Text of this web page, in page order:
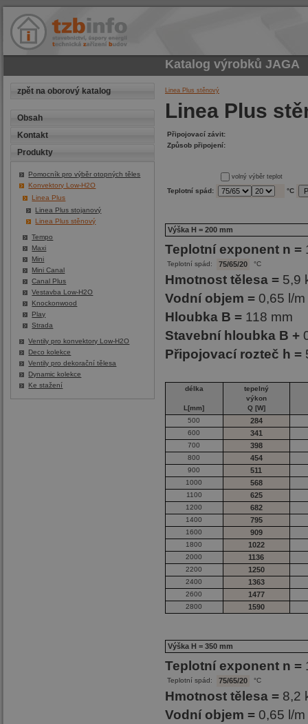
Linea Plus stěnový
Linea Plus
Připojovací závit:
Způsob připojení:
volný výběr teplot
Teplotní spád: °C
Výška H = 200 mm
Teplotní exponent n =
Teplotní spád: 75/65/20 °C
Hmotnost tělesa = 5,9
Vodní objem = 0,65 l/m
Hloubka B = 118 mm
Stavební hloubka B +
Připojovací rozteč h =
délka
L[mm]
tepelný
výkon
Q [W]
500
284
600 341
700 398
800 454
900 511
1000 568
1100 625
1200 682
1400 795
1600 909
1800 1022
2000 1136
2200 1250
2400 1363
2600 1477
2800 1590
Výška H = 350 mm
Teplotní exponent n =
Teplotní spád: 75/65/20 °C
Hmotnost tělesa = 8,2
Vodní objem = 0,65 l/m
zpět na oborový katalog
Obsah
Kontakt
Produkty
Pomocník pro výběr otopných těles
Konvektory Low-H2O
Linea Plus
Linea Plus stojanový
Linea Plus stěnový
Tempo
Maxi
Mini
Mini Canal
Canal Plus
Vestavba Low-H2O
Knockonwood
Play
Strada
Ventily pro konvektory Low-H2O
Deco kolekce
Ventily pro dekorační tělesa
Dynamic kolekce
Ke stažení
Katalog výrobků JAGA